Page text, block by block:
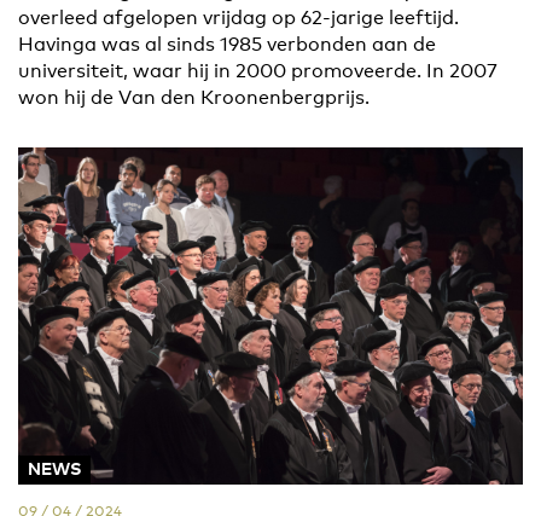
overleed afgelopen vrijdag op 62-jarige leeftijd.
Havinga was al sinds 1985 verbonden aan de
universiteit, waar hij in 2000 promoveerde. In 2007
won hij de Van den Kroonenbergprijs.
NEWS
09 / 04 / 2024